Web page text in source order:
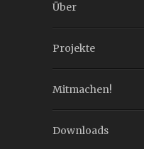
Über
Projekte
Mitmachen!
Downloads